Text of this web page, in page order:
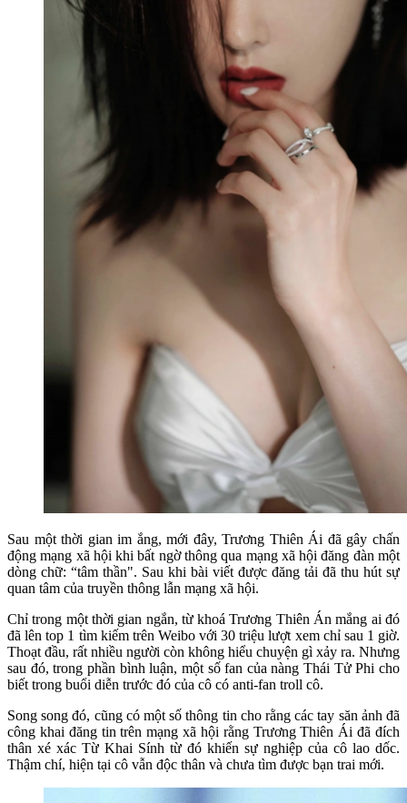
Sau một thời gian im ắng, mới đây, Trương Thiên Ái đã gây chấn
động mạng xã hội khi bất ngờ thông qua mạng xã hội đăng đàn một
dòng chữ: “tâm thần". Sau khi bài viết được đăng tải đã thu hút sự
quan tâm của truyền thông lẫn mạng xã hội.
Chỉ trong một thời gian ngắn, từ khoá Trương Thiên Án mắng ai đó
đã lên top 1 tìm kiếm trên Weibo với 30 triệu lượt xem chỉ sau 1 giờ.
Thoạt đầu, rất nhiều người còn không hiểu chuyện gì xảy ra. Nhưng
sau đó, trong phần bình luận, một số fan của nàng Thái Tử Phi cho
biết trong buổi diễn trước đó của cô có anti-fan troll cô.
Song song đó, cũng có một số thông tin cho rằng các tay săn ảnh đã
công khai đăng tin trên mạng xã hội rằng Trương Thiên Ái đã đích
thân xé xác Từ Khai Sính từ đó khiến sự nghiệp của cô lao dốc.
Thậm chí, hiện tại cô vẫn độc thân và chưa tìm được bạn trai mới.